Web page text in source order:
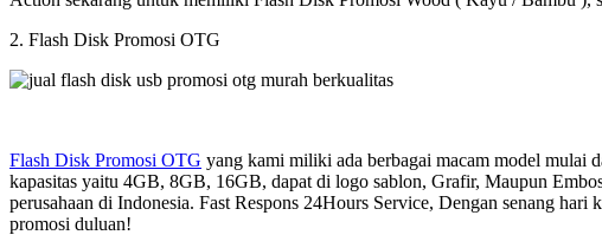
2. Flash Disk Promosi OTG
Flash Disk Promosi OTG yang kami miliki ada berbagai macam model mulai
kapasitas yaitu 4GB, 8GB, 16GB, dapat di logo sablon, Grafir, Maupun
perusahaan di Indonesia. Fast Respons 24Hours Service, Dengan senang
promosi duluan!